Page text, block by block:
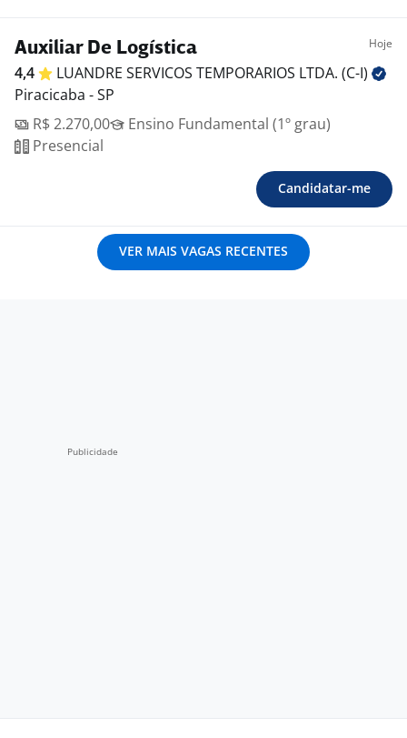
Auxiliar De Logística Hoje
4,4 LUANDRE SERVICOS TEMPORARIOS LTDA. (C-I)
Piracicaba - SP
R$ 2.270,00
Ensino Fundamental (1º grau)
Presencial
Candidatar-me
VER MAIS VAGAS RECENTES